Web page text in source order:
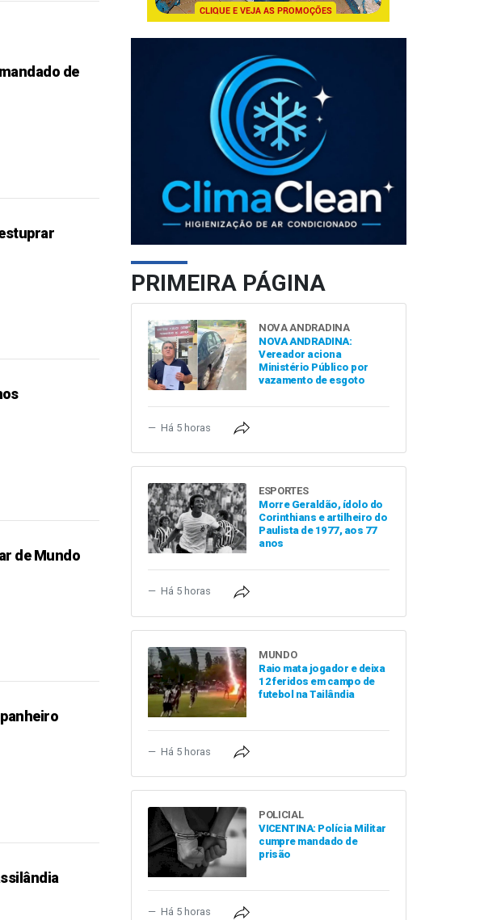
de
de Mundo
PRIMEIRA PÁGINA
NOVA ANDRADINA
NOVA ANDRADINA:
Vereador aciona
Ministério Público por
vazamento de esgoto
Há 5 horas
ESPORTES
Morre Geraldão, ídolo do
Corinthians e artilheiro do
Paulista de 1977, aos 77
anos
Há 5 horas
MUNDO
Raio mata jogador e deixa
12 feridos em campo de
futebol na Tailândia
Há 5 horas
POLICIAL
VICENTINA: Polícia Militar
cumpre mandado de
prisão
Há 5 horas